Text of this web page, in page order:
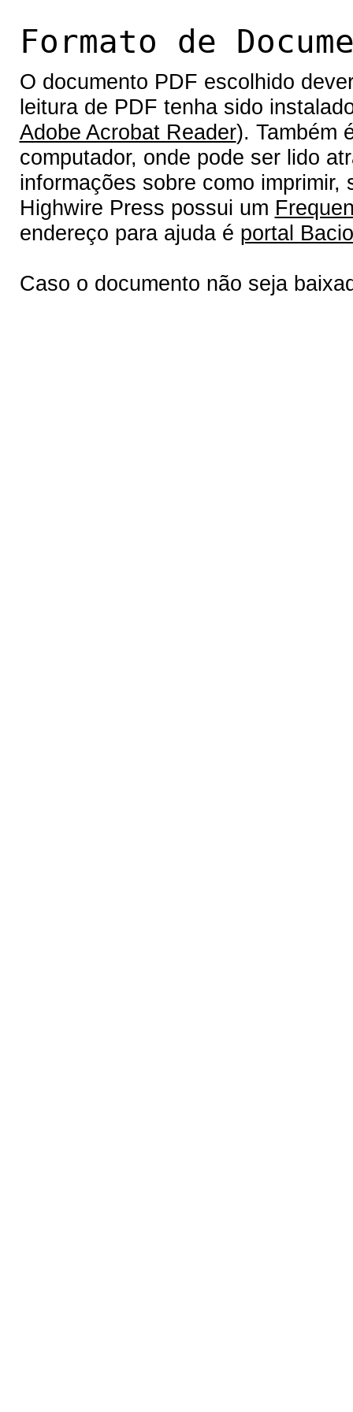
Formato de
O documento PDF escolhido
leitura de PDF tenha sido
Adobe Acrobat Reader). Também
computador, onde pode ser lido
informações sobre como
Highwire Press possui um
endereço para ajuda é portal
Caso o documento não seja